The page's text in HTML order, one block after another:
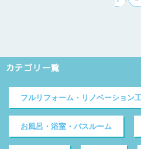
カテゴリ一覧
フルリフォーム・リノベーション
お風呂・浴室・バスルーム